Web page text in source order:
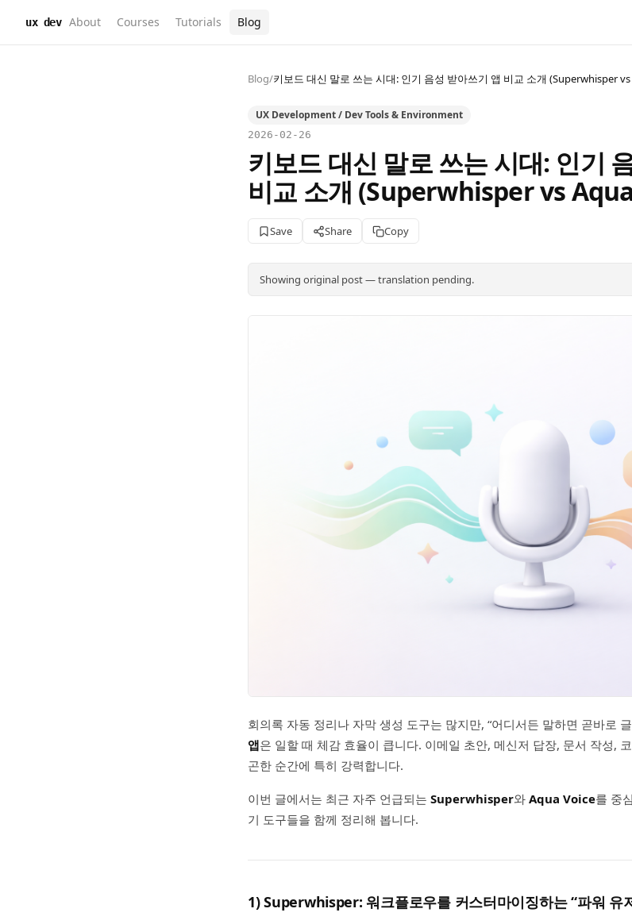
ux dev About Courses Tutorials Blog
Blog/키보드 대신 말로 쓰는 시대: 인기 음성 받아쓰기 앱 비교 소개 (Superwhisper
UX Development / Dev Tools & Environment
2026-02-26
키보드 대신 말로 쓰는 시대: 인기
비교 소개 (Superwhisper vs
Save Share Copy
Showing original post — translation pending.
회의록 자동 정리나 자막 생성 도구는 많지만, “어디서든 말하면 곧바로
앱은 일할 때 체감 효율이 큽니다. 이메일 초안, 메신저 답장, 문서 작성,
곤한 순간에 특히 강력합니다.
이번 글에서는 최근 자주 언급되는 Superwhisper와 Aqua Voice를 중
기 도구들을 함께 정리해 봅니다.
1) Superwhisper: 워크플로우를 커스터마이징하는 “파워 유